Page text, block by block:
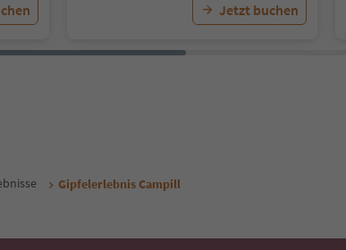
Jetzt buchen
Gipfelerlebnis Campill